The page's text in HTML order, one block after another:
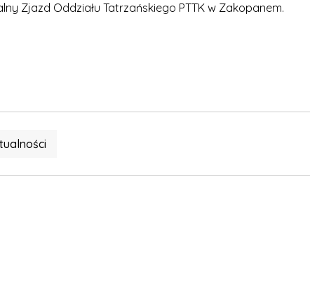
Zjazd Oddziału Tatrzańskiego PTTK w Zakopanem.